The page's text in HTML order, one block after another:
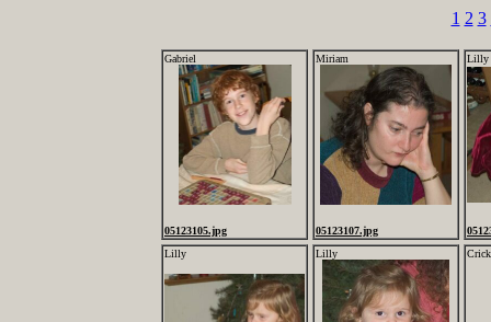
1 2 3
Gabriel
05123105.jpg
Miriam
05123107.jpg
Lilly
Lilly
Lilly